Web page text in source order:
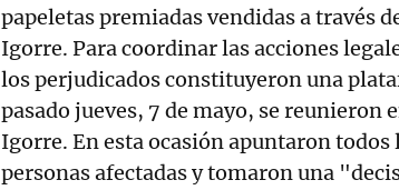
papeletas premiadas vendidas a través
Igorre. Para coordinar las acciones
los perjudicados constituyeron una
pasado jueves, 7 de mayo, se reunieron
Igorre. En esta ocasión apuntaron todos
personas afectadas y tomaron una